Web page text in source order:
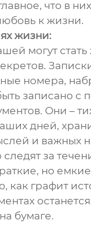
что в
к жизни.
жизни:
могут
номера,
записано с
Они –
дней,
и важных
за
но
как графит
бумаге.